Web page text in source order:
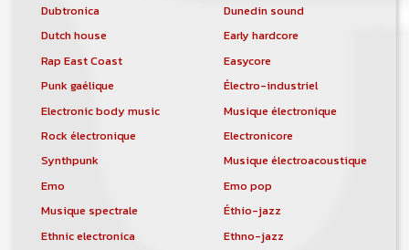
Dubtronica
Dunedin sound
Dutch house
Early hardcore
Rap East Coast
Easycore
Punk gaélique
Électro-industriel
Electronic body music
Musique électronique
Rock électronique
Electronicore
Synthpunk
Musique électroacoustique
Emo
Emo pop
Musique spectrale
Éthio-jazz
Ethnic electronica
Ethno-jazz